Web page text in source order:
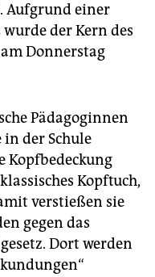
Aufgrund einer
der Kern des
Donnerstag
Pädagoginnen
der Schule
Kopfbedeckung
Kopftuch,
verstießen sie
gegen das
Dort werden